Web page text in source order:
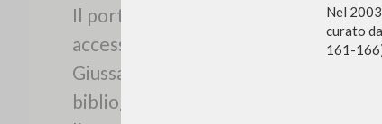
Nel
curato
161-
Il portale raccoglie e rende
accessibili gli scritti di Luigi
Giussani: quasi 5000 voci
bibliografiche, testi integrali in 5